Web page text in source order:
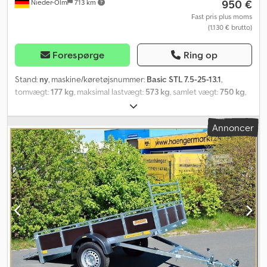
Nieder-Olm 713 km 950 €
Fast pris plus moms
(1.130 € brutto)
Forespørge Ring op
Stand: ny, maskine/køretøjsnummer: Basic STL 7.5-25-13.1,
tomvægt:177 kg , maksimal lastvægt: 573 kg , samlet vægt:750 kg
, længde af lastrum:
læsningsbredde:1.250 mm, lastepladshøjde:350 mm, Sidevæg,
ræling og lignende - Klapbar og aftagelig bagvæg - Med langvarig
og høj kvalitet korrosionsbeskyttelse - Sidevægge i stålplade med
Galvalume (aluminium-zink-belægning), enkeltvægget - STEMA-
sikkerhedslås med rød soft-greb - Fast forvæg - 35 cm høj
Ophængningsmulighed for presenninger og net - Monterede
ophængningsknapper til fastgørelse af presenninger og net
Chassis og ramme - Sikkerhedschassis med vippeanhængertræk
- Kuglekobling med sikkerhedsindikator - Delvist varmgalvaniseret
- Boltet chassis - Plastbeskyttelse på kuglekobling Lad og bund -
Gennemgående, skridsikker og vandfast finérbund - 9 mm tyk
Lysudstyr - Moderne multifunktionsbelysning - Med tågelygte bag
Annoncer